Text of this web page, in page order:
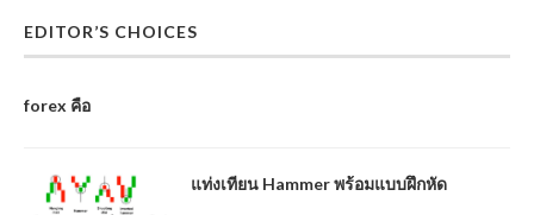
EDITOR’S CHOICES
forex คือ
แท่งเทียน Hammer พร้อมแบบฝึกหัด